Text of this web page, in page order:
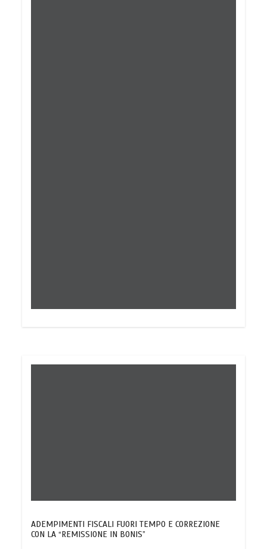
ADEMPIMENTI FISCALI FUORI TEMPO E CORREZIONE
CON LA “REMISSIONE IN BONIS”